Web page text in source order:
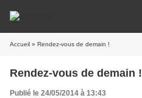
Accueil » Rendez-vous de demain !
Rendez-vous de demain !
Publié le 24/05/2014 à 13:43